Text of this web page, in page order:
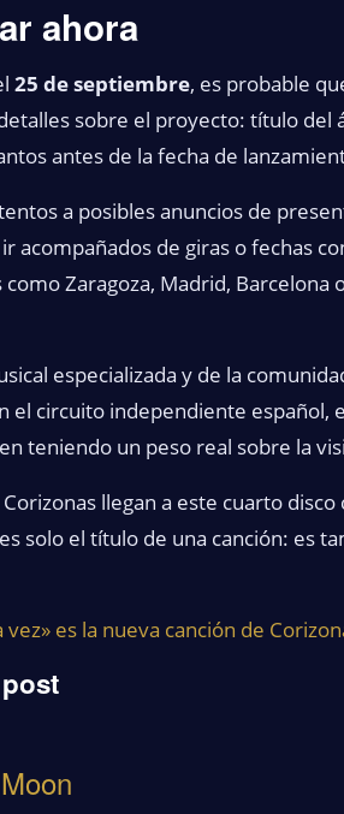
ahora
25 de septiembre, es probable
sobre el proyecto: título del
antes de la fecha de
a posibles anuncios de
acompañados de giras o fechas
Zaragoza, Madrid, Barcelona
especializada y de la
circuito independiente español,
teniendo un peso real sobre la
llegan a este cuarto
solo el título de una canción: es
vez» es la nueva canción de